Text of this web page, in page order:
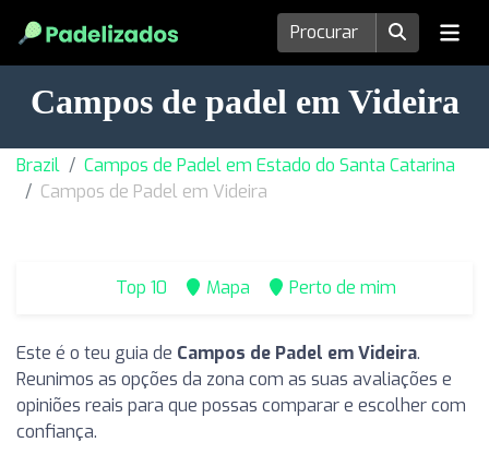
Campos de padel em Videira
Brazil
Campos de Padel em Estado do Santa Catarina
Campos de Padel em Videira
Top 10 Mapa Perto de mim
Este é o teu guia de Campos de Padel em Videira.
Reunimos as opções da zona com as suas avaliações e
opiniões reais para que possas comparar e escolher com
confiança.